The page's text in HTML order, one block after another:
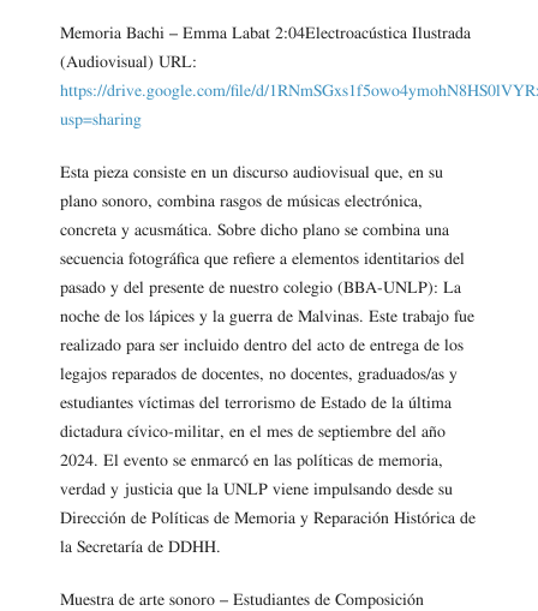
Memoria Bachi – Emma Labat 2:04Electroacústica Ilustrada
(Audiovisual) URL:
https://drive.google.com/file/d/
usp=sharing
Esta pieza consiste en un discurso audiovisual que, en su
plano sonoro, combina rasgos de músicas electrónica,
concreta y acusmática. Sobre dicho plano se combina una
secuencia fotográfica que refiere a elementos identitarios del
pasado y del presente de nuestro colegio (BBA-UNLP): La
noche de los lápices y la guerra de Malvinas. Este trabajo fue
realizado para ser incluido dentro del acto de entrega de los
legajos reparados de docentes, no docentes, graduados/as y
estudiantes víctimas del terrorismo de Estado de la última
dictadura cívico-militar, en el mes de septiembre del año
2024. El evento se enmarcó en las políticas de memoria,
verdad y justicia que la UNLP viene impulsando desde su
Dirección de Políticas de Memoria y Reparación Histórica de
la Secretaría de DDHH.
Muestra de arte sonoro – Estudiantes de Composición